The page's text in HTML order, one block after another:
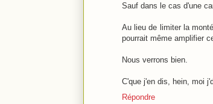
Sauf dans le cas d'une
Au lieu de limiter la
pourrait même amplifier
Nous verrons bien.
C'que j'en dis, hein, moi
Répondre